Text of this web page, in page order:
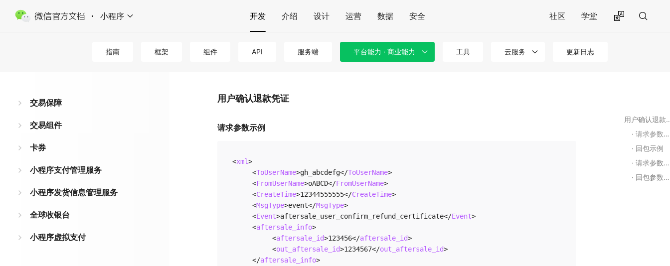
小程序 开发 介绍 设计 运营 数据 安全 社区 学堂
指南 框架 组件 API 服务端 平台能力 · 商业能力 工具 云服务 更新日志
交易保障
交易组件
卡券
小程序支付管理服务
小程序发货信息管理服务
全球收银台
小程序虚拟支付
用户确认退款凭证
请求参数示例
<xml>
<ToUserName>gh_abcdefg</ToUserName>
<FromUserName>oABCD</FromUserName>
<CreateTime>12344555555</CreateTime>
<MsgType>event</MsgType>
<Event>aftersale_user_confirm_refund_certificate</Event>
<aftersale_info>
<aftersale_id>123456</aftersale_id>
<out_aftersale_id>1234567</out_aftersale_id>
</aftersale_info>
用户确
请求参数示例
回包示例
请求参数说明
回包参数说明